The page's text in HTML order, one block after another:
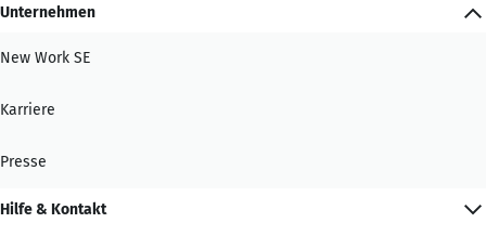
Unternehmen
New Work SE
Karriere
Presse
Hilfe & Kontakt